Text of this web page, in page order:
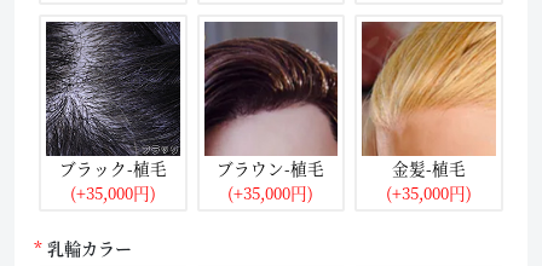
ブラック-植毛
(+35,000円)
ブラウン-植毛
(+35,000円)
金髪-植毛
(+35,000円)
乳輪カラー